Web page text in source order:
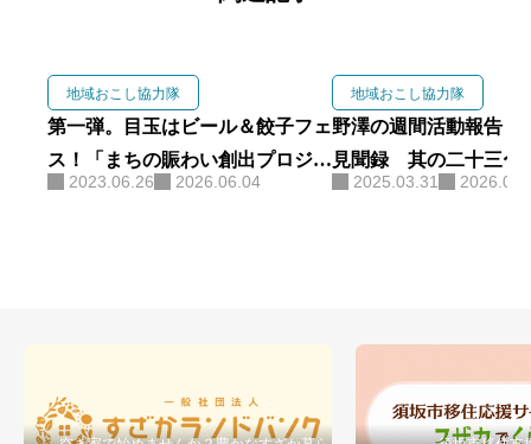
よる地域課題解決に取り組む。
「すざくる」では、自身の移住経
験と営業職で培ったヒアリング力
を活かし、移住希望者の本音に寄
的かつ心理的な安心感を担保する
移住・定着支援を行っている
地域おこし協力隊
第一弾。目玉はビール＆餃子フェ
ス！「まちの賑わい創出プロジェ
クト」に参画します！
2023.06.26 2026.06.04
地域おこし協力隊
野澤の週間活動報告
見聞録 其の二十三〜
2025.03.31